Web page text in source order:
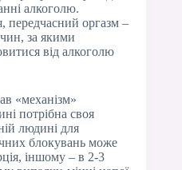
алкоголю.
передчасний оргазм –
за якими
від алкоголю
«механізм»
потрібна своя
людині для
блокувань може
іншому – в 2-3